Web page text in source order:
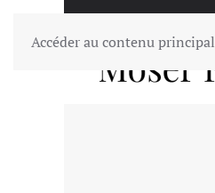
Accéder au contenu principal